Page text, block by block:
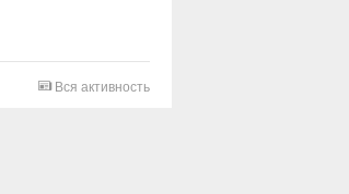
Вся активность